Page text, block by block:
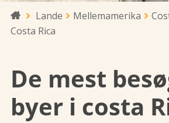
 Lande Mellemamerika
Costa Rica
De mest
byer i costa